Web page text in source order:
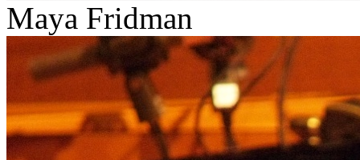
Maya Fridman